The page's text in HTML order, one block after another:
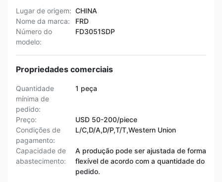
Lugar de origem: CHINA
Nome da marca:
FRD
Número do
modelo:
FD3051SDP
Propriedades comerciais
Quantidade
mínima de
pedido:
1 peça
Preço:
USD 50-200/piece
Condições de
pagamento:
L/C,D/A,D/P,T/T,Western Union
Capacidade de
abastecimento:
A produção pode ser ajustada de forma
flexível de acordo com a quantidade do
pedido.